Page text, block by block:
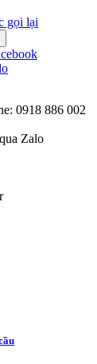
gọi lại
0918 886 002
Zalo